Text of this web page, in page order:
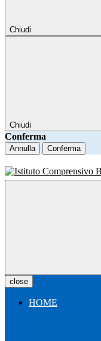
Chiudi
Chiudi
Conferma
Annulla Conferma
close
HOME